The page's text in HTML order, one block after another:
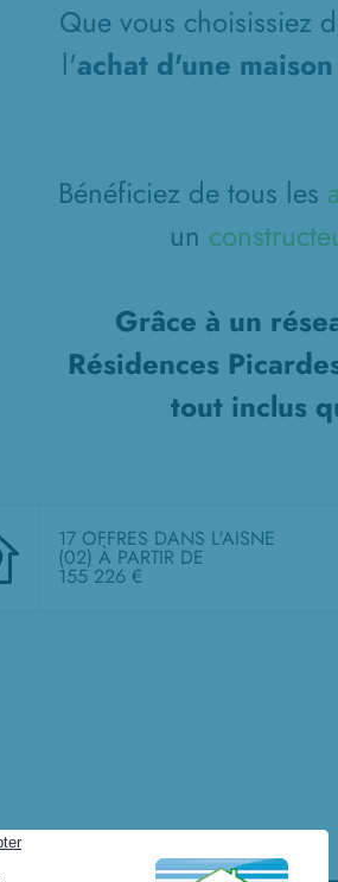
Que vous choisissiez
l'achat d'une
Bénéficiez de tous les
un
Grâce à un
Résidences
tout inclus
17 OFFRES DANS L'AISNE
(02) À PARTIR DE
155 226 €